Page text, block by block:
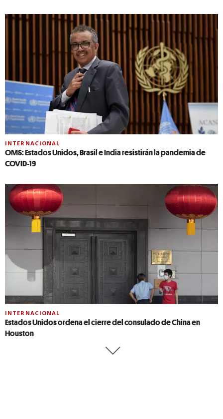
INTERNACIONAL
OMS: Estados Unidos, Brasil e India resistirán la pandemia de
COVID-19
INTERNACIONAL
Estados Unidos ordena el cierre del consulado de China en
Houston